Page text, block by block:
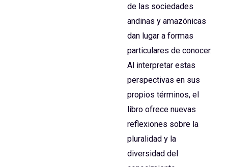
de las sociedades
andinas y amazónicas
dan lugar a formas
particulares de conocer.
Al interpretar estas
perspectivas en sus
propios términos, el
libro ofrece nuevas
reflexiones sobre la
pluralidad y la
diversidad del